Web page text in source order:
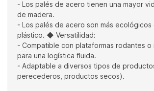
- Los palés de acero tienen una mayor
de madera.
- Los palés de acero son más
plástico. ◆ Versatilidad:
- Compatible con plataformas rodantes o
para una logística fluida.
- Adaptable a diversos tipos de
perecederos, productos secos).